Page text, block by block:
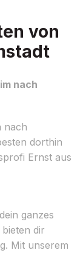
von
nach
nach
dorthin
Ernst aus
ganzes
dir
Mit unserem